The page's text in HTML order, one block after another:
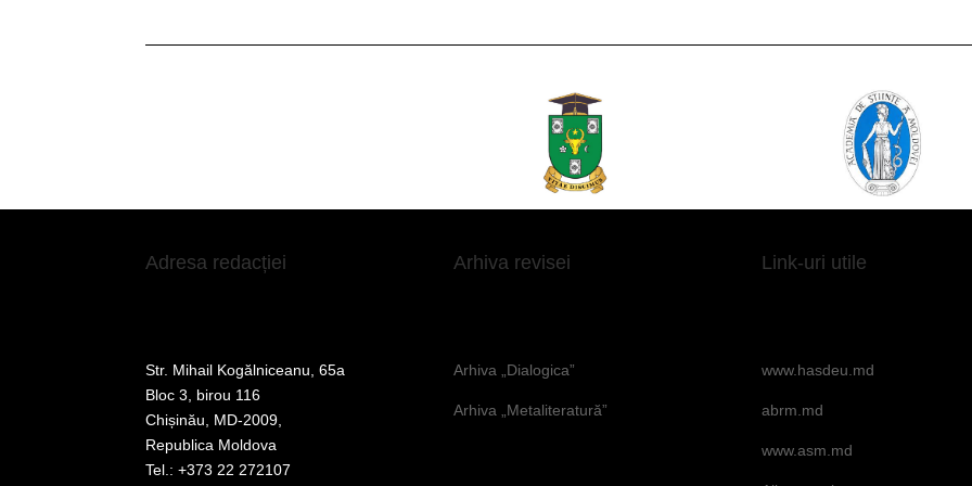
Adresa redacției Arhiva revisei Link-uri utile
Str. Mihail Kogălniceanu, 65a
Bloc 3, birou 116
Chișinău, MD-2009,
Republica Moldova
Tel.: +373 22 272107
Arhiva „Dialogica”
Arhiva „Metaliteratură”
www.hasdeu.md
abrm.md
www.asm.md